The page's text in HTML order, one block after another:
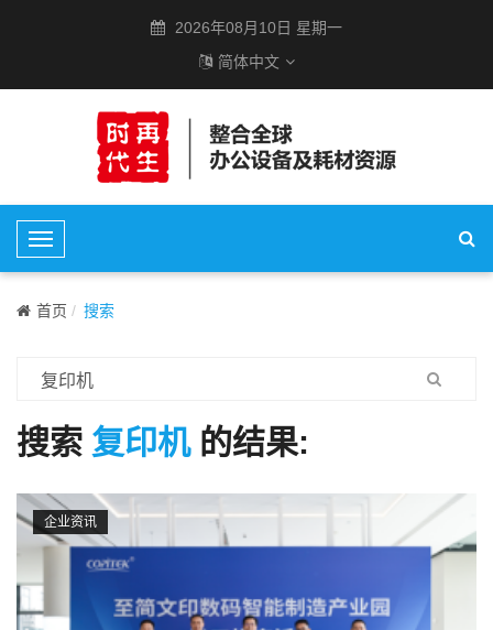
2026年08月10日 星期一
简体中文
T
o
g
e
a
v
g
a
i
o
首页 搜索
搜索 复印机的结果:
企业资讯